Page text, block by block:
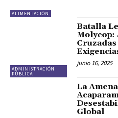
ALIMENTACIÓN
ADMINISTRACIÓN
PÚBLICA
Batalla
Molycop:
junio 16, 2025
La
Global